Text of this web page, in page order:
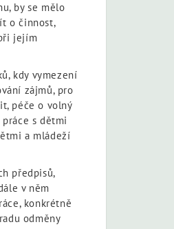
by se mělo
o činnost,
jejím
kdy vymezení
zájmů, pro
péče o volný
s dětmi
a mládeží
předpisů,
v něm
konkrétně
odměny